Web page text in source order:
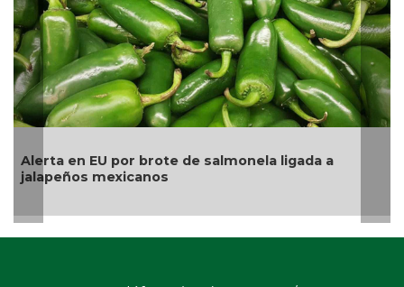
ligada a
La UNAM analiza sanción de hasta 20
pesos a Territorium Life